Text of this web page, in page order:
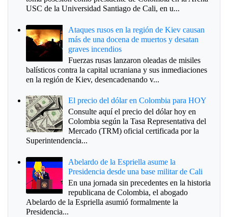
USC de la Universidad Santiago de Cali, en u...
Ataques rusos en la región de Kiev causan
más de una docena de muertos y desatan
graves incendios
Fuerzas rusas lanzaron oleadas de misiles
balísticos contra la capital ucraniana y sus inmediaciones
en la región de Kiev, desencadenando v...
El precio del dólar en Colombia para HOY
Consulte aquí el precio del dólar hoy en
Colombia según la Tasa Representativa del
Mercado (TRM) oficial certificada por la
Superintendencia...
Abelardo de la Espriella asume la
Presidencia desde una base militar de Cali
En una jornada sin precedentes en la historia
republicana de Colombia, el abogado
Abelardo de la Espriella asumió formalmente la
Presidencia...